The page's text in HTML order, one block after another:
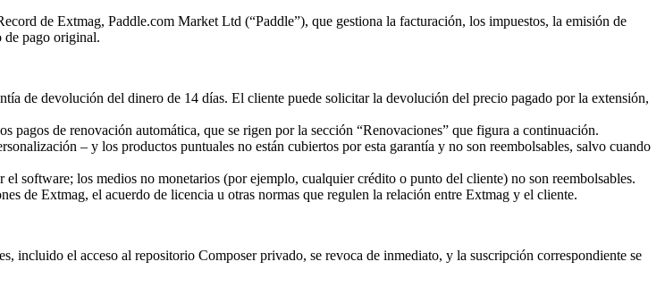
de Extmag, Paddle.com Market Ltd (“Paddle”), que gestiona la facturación, los impuestos, la emisión de
de pago original.
de devolución del dinero de 14 días. El cliente puede solicitar la devolución del precio pagado por la extensión,
pagos de renovación automática, que se rigen por la sección “Renovaciones” que figura a continuación.
– y los productos puntuales no están cubiertos por esta garantía y no son reembolsables, salvo cuando
software; los medios no monetarios (por ejemplo, cualquier crédito o punto del cliente) no son reembolsables.
de Extmag, el acuerdo de licencia u otras normas que regulen la relación entre Extmag y el cliente.
incluido el acceso al repositorio Composer privado, se revoca de inmediato, y la suscripción correspondiente se